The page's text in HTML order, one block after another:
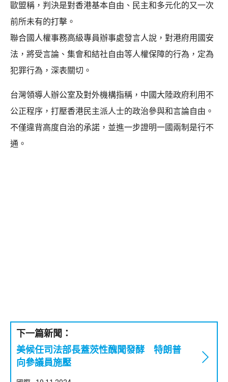
歐盟稱，判決是對香港基本自由、民主和多元化的又一次
前所未有的打擊。
聯合國人權事務高級專員辦事處發言人說，對港府用國安
法，將受言論、集會和結社自由等人權保障的行為，定為
犯罪行為，深表關切。
台灣領導人辦公室及對外機構指稱，中國大陸政府利用不
公正程序，打壓香港民主派人士的政治參與和言論自由。
不僅違背高度自治的承諾，並進一步證明一國兩制是行不
通。
下一篇新聞：
美候任司法部長蓋茨性醜聞發酵 特朗普
向參議員施壓